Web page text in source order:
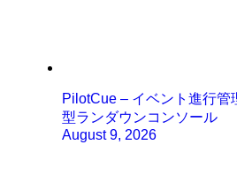
PilotCue – イベント進行管
型ランダウンコンソール
August 9, 2026